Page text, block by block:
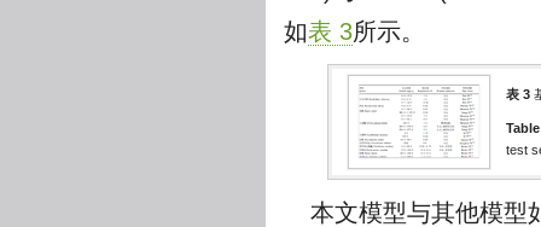
如表 3所示。
表 3
test
本文模型与其他模型